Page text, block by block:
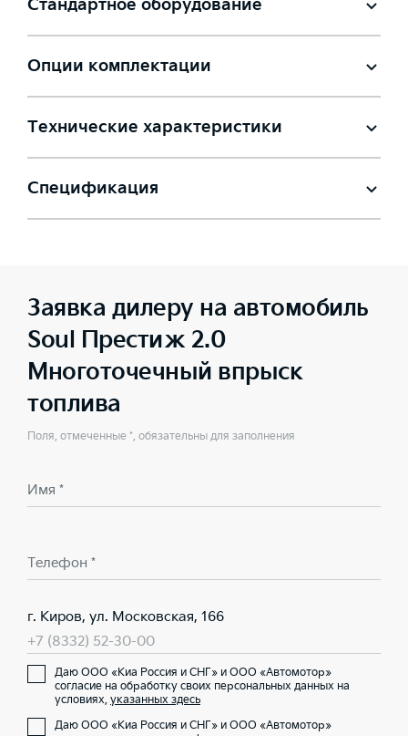
Стандартное оборудование
Опции комплектации
Технические характеристики
Спецификация
Заявка дилеру на автомобиль
Soul Престиж 2.0
Многоточечный впрыск
топлива
Поля, отмеченные *, обязательны для заполнения
Имя *
Телефон *
г. Киров, ул. Московская, 166
+7 (8332) 52-30-00
Даю ООО «Киа Россия и СНГ» и ООО «Автомотор»
согласие на обработку своих персональных данных на
условиях, указанных здесь
Даю ООО «Киа Россия и СНГ» и ООО «Автомотор»